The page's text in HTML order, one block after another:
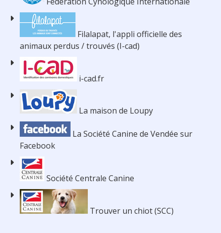
Filalapat, l'appli officielle des
animaux perdus / trouvés (I-cad)
i-cad.fr
La maison de Loupy
La Société Canine de Vendée sur
Facebook
Société Centrale Canine
Trouver un chiot (SCC)